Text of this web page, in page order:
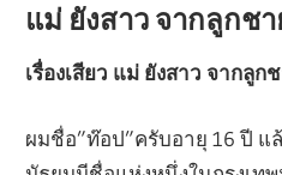
แม่ ยังสาว จากลูกช
เรื่องเสียว แม่ ยังสาว จากลูก
ผมชื่อ”ท๊อป”ครับอายุ 16 ปี แ